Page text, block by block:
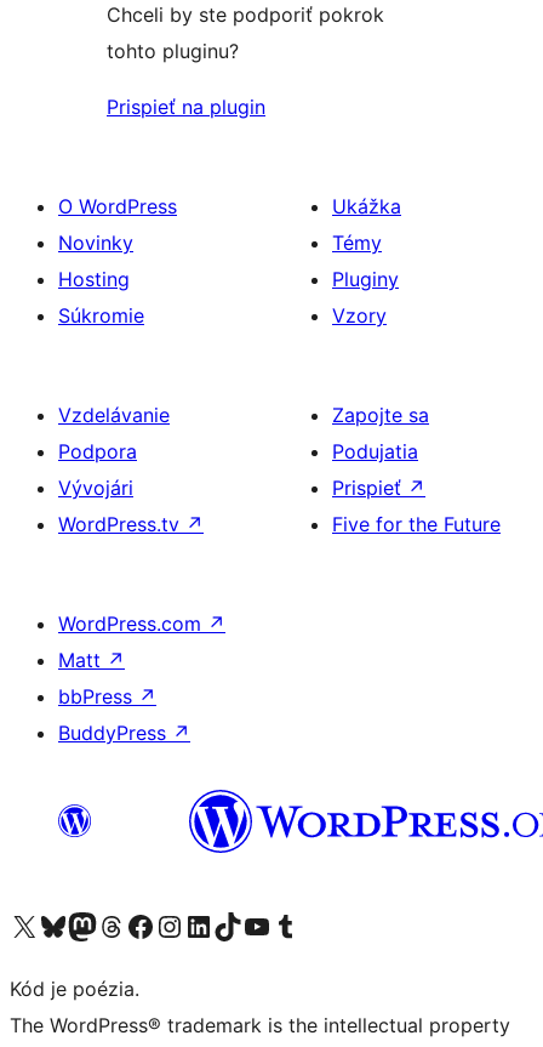
Chceli by ste podporiť pokrok
tohto pluginu?
Prispieť na plugin
O WordPress
Novinky
Hosting
Súkromie
Ukážka
Témy
Pluginy
Vzory
Vzdelávanie
Podpora
Vývojári
WordPress.tv ↗
Zapojte sa
Podujatia
Prispieť ↗
Five for the Future
WordPress.com ↗
Matt ↗
bbPress ↗
BuddyPress ↗
Navštívte náš účet na X (predtým Twitter)
Navštívte náš účet na platforme Bluesky
Navštívte náš účet na Mastodone
Navštívte náš účet na platforme Threads
Navštívte našu stránku na Facebooku
Navštívte náš účet Instagram
Navštívte náš účet LinkedIn
Navštívte náš účet na platforme TikTok
Navštívte náš kanál YouTube
Navštívte náš účet na platforme Tumblr
Kód je poézia.
The WordPress® trademark is the intellectual property